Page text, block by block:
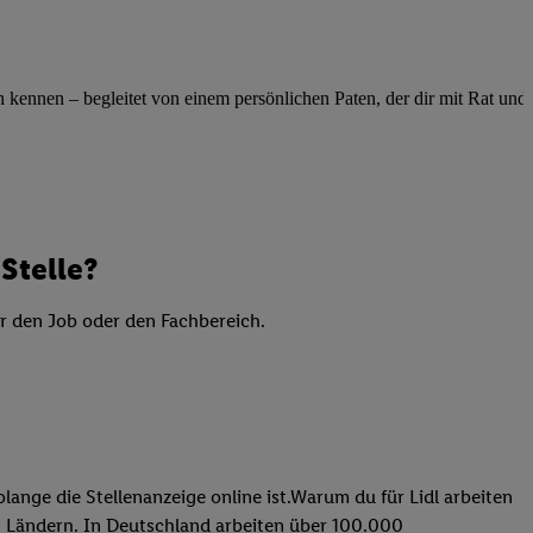
– begleitet von einem persönlichen Paten, der dir mit Rat und
Job oder den Fachbereich.
die Stellenanzeige online ist.Warum du für Lidl arbeiten
In Deutschland arbeiten über 100.000
Bereitstellung und
Analyse
von Profilen